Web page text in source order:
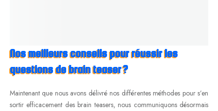
Nos meilleurs conseils pour réussir les
questions de brain teaser ?
Maintenant que nous avons délivré nos différentes méthodes pour s’en
sortir efficacement des brain teasers, nous communiquons désormais